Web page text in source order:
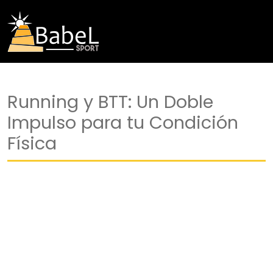
Running y BTT: Un Doble
Impulso para tu Condición
Física